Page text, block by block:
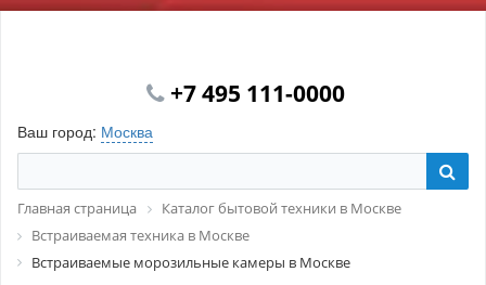
+7 495 111-0000
Ваш город: Москва
Главная страница
Каталог бытовой техники в Москве
Встраиваемая техника в Москве
Встраиваемые морозильные камеры в Москве